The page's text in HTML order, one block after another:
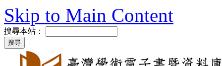
Skip to Main Content
搜尋本站：